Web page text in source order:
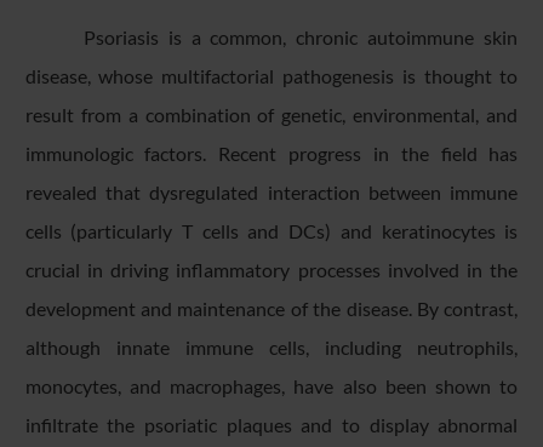
Psoriasis is a common, chronic autoimmune skin
disease, whose multifactorial pathogenesis is thought to
result from a combination of genetic, environmental, and
immunologic factors. Recent progress in the field has
revealed that dysregulated interaction between immune
cells (particularly T cells and DCs) and keratinocytes is
crucial in driving inflammatory processes involved in the
development and maintenance of the disease. By contrast,
although innate immune cells, including neutrophils,
monocytes, and macrophages, have also been shown to
infiltrate the psoriatic plaques and to display abnormal